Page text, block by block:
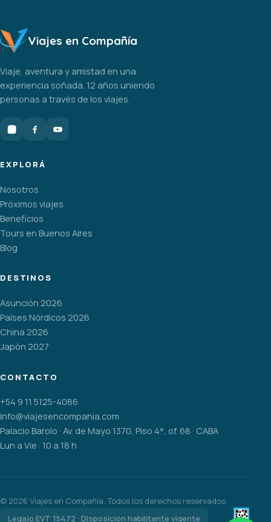
Viajes en Compañía
Viaje, aventura y amistad en una
experiencia soñada. 12 años uniendo
personas a través de los viajes.
EXPLORÁ
Nosotros
Próximos viajes
Beneficios
Tours en Buenos Aires
Blog
DESTINOS
Asunción 2026
Países Nórdicos 2026
China 2026
Japón 2027
CONTACTO
+54 9 11 5125-4086
info@viajesencompania.com
Palacio Barolo · Av. de Mayo 1370, Piso 4°, of. 68 · CABA
Lun a Vie · 10 a 18 h
© 2026 Viajes en Compañía. Todos los derechos reservados.
Legajo EVT 15472 · Disposición habilitante vigente